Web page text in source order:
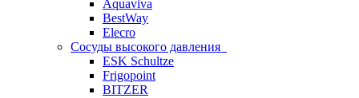
Aquaviva
BestWay
Elecro
Сосуды высокого давления
ESK Schultze
Frigopoint
BITZER